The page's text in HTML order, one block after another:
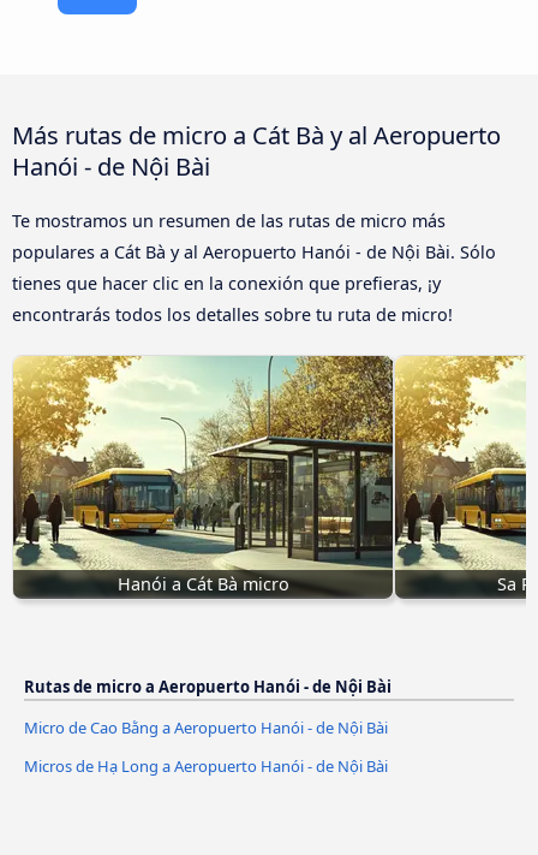
Más rutas de micro a Cát Bà y al Aeropuerto
Hanói - de Nội Bài
Te mostramos un resumen de las rutas de micro más
populares a Cát Bà y al Aeropuerto Hanói - de Nội Bài. Sólo
tienes que hacer clic en la conexión que prefieras, ¡y
encontrarás todos los detalles sobre tu ruta de micro!
Hanói a Cát Bà micro Sa
Rutas de micro a Aeropuerto Hanói - de Nội Bài
Micro de Cao Bằng a Aeropuerto Hanói - de Nội Bài
Micros de Hạ Long a Aeropuerto Hanói - de Nội Bài